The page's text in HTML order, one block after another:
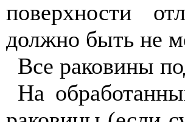
поверхности
должно быть не
Все раковины
На